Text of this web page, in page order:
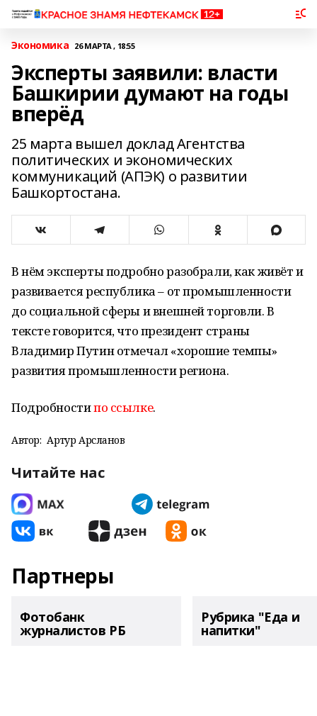
Экономика 26 МАРТА , 18:55
Эксперты заявили: власти
Башкирии думают на годы
вперёд
25 марта вышел доклад Агентства
политических и экономических
коммуникаций (АПЭК) о развитии
Башкортостана.
В нём эксперты подробно разобрали, как живёт и
развивается республика – от промышленности
до социальной сферы и внешней торговли. В
тексте говорится, что президент страны
Владимир Путин отмечал «хорошие темпы»
развития промышленности региона.
Подробностипо ссылке.
Автор: Артур Арсланов
Читайте нас
Партнеры
Фотобанк
журналистов РБ
Рубрика "Еда и
напитки"